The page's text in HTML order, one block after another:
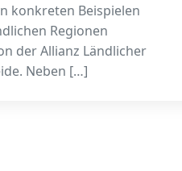
konkreten Beispielen
Regionen
der Allianz Ländlicher
Neben […]